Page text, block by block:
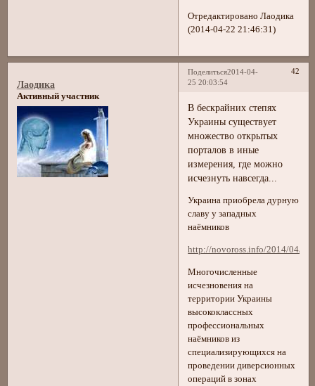
Отредактировано Лаодика
(2014-04-22 21:46:31)
Поделиться 42
2014-04-
25 20:03:54
Лаодика
Активный участник
В бескрайних степях
Украины существует
множество открытых
порталов в иные
измерения, где можно
исчезнуть навсегда...
Украина приобрела дурную
славу у западных
наёмников
http://novoross.info/2014/04/24/
Многочисленные
исчезновения на
территории Украины
высококлассных
профессиональных
наёмников из
специализирующихся на
проведении диверсионных
операций в зонах